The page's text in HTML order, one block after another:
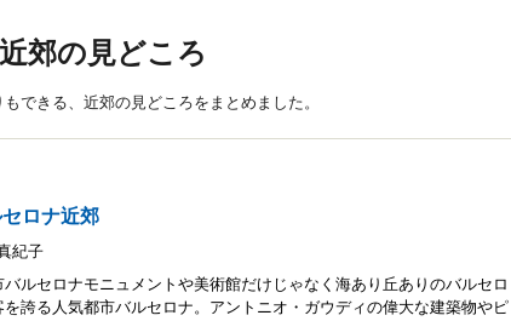
郊の見どころ
できる、近郊の見どころをまとめました。
ロナ近郊
紀子
ルセロナモニュメントや美術館だけじゃなく海あり丘ありのバルセロ
誇る人気都市バルセロナ。アントニオ・ガウディの偉大な建築物やピ